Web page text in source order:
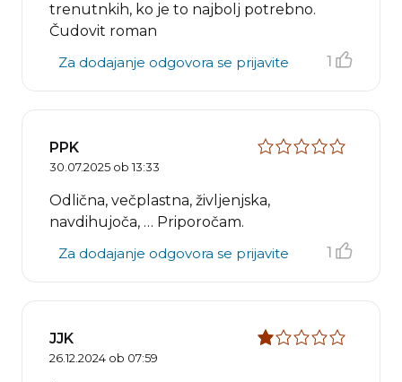
trenutnkih, ko je to najbolj potrebno.
Čudovit roman
Za dodajanje odgovora se prijavite
1
PPK
30.07.2025 ob 13:33
Odlična, večplastna, življenjska,
navdihujoča, … Priporočam.
Za dodajanje odgovora se prijavite
1
JJK
26.12.2024 ob 07:59